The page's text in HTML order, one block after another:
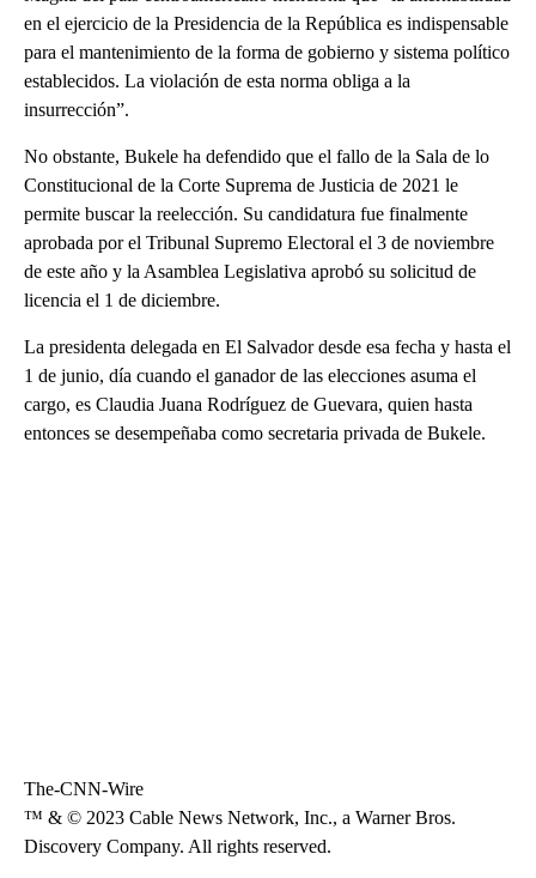
en el ejercicio de la Presidencia de la República es indispensable
para el mantenimiento de la forma de gobierno y sistema político
establecidos. La violación de esta norma obliga a la
insurrección”.
No obstante, Bukele ha defendido que el fallo de la Sala de lo
Constitucional de la Corte Suprema de Justicia de 2021 le
permite buscar la reelección. Su candidatura fue finalmente
aprobada por el Tribunal Supremo Electoral el 3 de noviembre
de este año y la Asamblea Legislativa aprobó su solicitud de
licencia el 1 de diciembre.
La presidenta delegada en El Salvador desde esa fecha y hasta el
1 de junio, día cuando el ganador de las elecciones asuma el
cargo, es Claudia Juana Rodríguez de Guevara, quien hasta
entonces se desempeñaba como secretaria privada de Bukele.
The-CNN-Wire
™ & © 2023 Cable News Network, Inc., a Warner Bros.
Discovery Company. All rights reserved.